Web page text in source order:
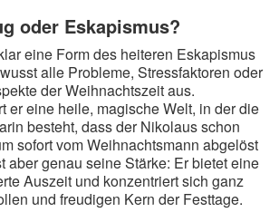
oder Eskapismus?
eine Form des heiteren Eskapismus
alle Probleme, Stressfaktoren oder
der Weihnachtszeit aus.
er eine heile, magische Welt, in der die
besteht, dass der Nikolaus schon
sofort vom Weihnachtsmann abgelöst
aber genau seine Stärke: Er bietet eine
Auszeit und konzentriert sich ganz
und freudigen Kern der Festtage.